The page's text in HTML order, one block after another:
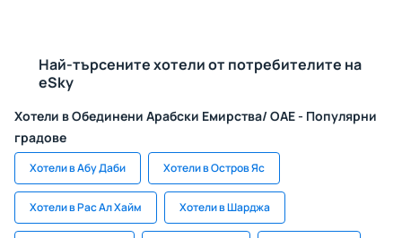
Най-търсените хотели от потребителите на
eSky
Хотели в Обединени Арабски Емирства/ ОАЕ - Популярни
градове
Хотели в Абу Даби Хотели в Остров Яс
Хотели в Рас Ал Хайм Хотели в Шарджа